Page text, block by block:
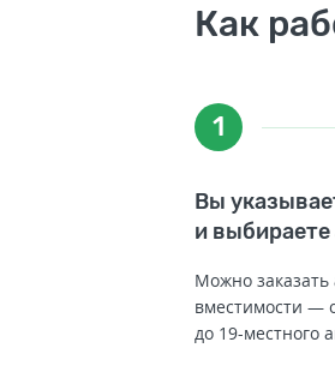
Как
1
Вы
и
Можно
вместимости —
до 19-местного